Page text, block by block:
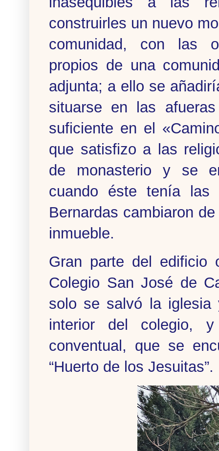
construirles un nuevo
comunidad, con las
propios de una
adjunta; a ello se
situarse en las
suficiente en el
que satisfizo a las
de monasterio y se
cuando éste tenía las
Bernardas cambiaron
inmueble.
Gran parte del edificio
Colegio San José de
solo se salvó la
interior del colegio,
conventual, que se
“Huerto de los Jesuitas”.